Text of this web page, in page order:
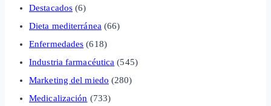
Destacados (6)
Dieta mediterránea (66)
Enfermedades (618)
Industria farmacéutica (545)
Marketing del miedo (280)
Medicalización (733)